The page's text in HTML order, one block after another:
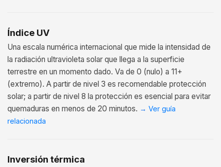
Índice UV
Una escala numérica internacional que mide la intensidad de
la radiación ultravioleta solar que llega a la superficie
terrestre en un momento dado. Va de 0 (nulo) a 11+
(extremo). A partir de nivel 3 es recomendable protección
solar; a partir de nivel 8 la protección es esencial para evitar
quemaduras en menos de 20 minutos. → Ver guía
relacionada
Inversión térmica